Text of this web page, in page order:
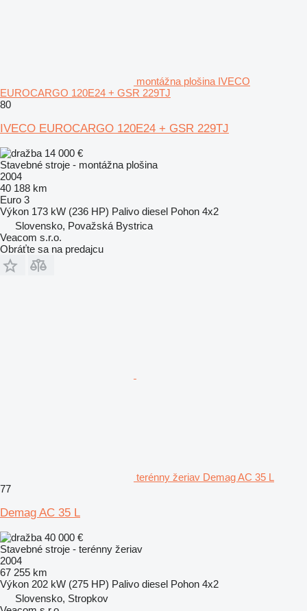
montážna plošina IVECO
EUROCARGO 120E24 + GSR 229TJ
80
IVECO EUROCARGO 120E24 + GSR 229TJ
14 000 €
Stavebné stroje - montážna plošina
2004
40 188 km
Euro 3
Výkon 173 kW (236 HP) Palivo diesel Pohon 4x2
Slovensko, Považská Bystrica
Veacom s.r.o.
Obráťte sa na predajcu
terénny žeriav Demag AC 35 L
77
Demag AC 35 L
40 000 €
Stavebné stroje - terénny žeriav
2004
67 255 km
Výkon 202 kW (275 HP) Palivo diesel Pohon 4x2
Slovensko, Stropkov